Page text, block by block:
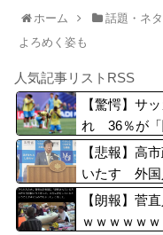
ホーム 話題・ネタ
よろめく姿も
人気記事リストRSS
【驚愕】サ
れ 36％が「
【悲報】高
いたす 外国
【朗報】菅
ｗｗｗｗｗ